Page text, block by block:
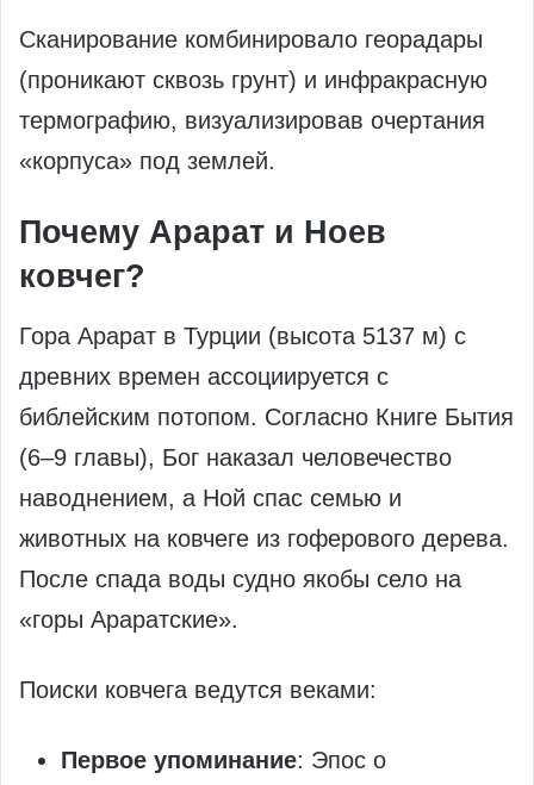
Сканирование комбинировало георадары
(проникают сквозь грунт) и инфракрасную
термографию, визуализировав очертания
«корпуса» под землей.
Почему Арарат и Ноев
ковчег?
Гора Арарат в Турции (высота 5137 м) с
древних времен ассоциируется с
библейским потопом. Согласно Книге Бытия
(6–9 главы), Бог наказал человечество
наводнением, а Ной спас семью и
животных на ковчеге из гоферового дерева.
После спада воды судно якобы село на
«горы Араратские».
Поиски ковчега ведутся веками:
Первое упоминание: Эпос о